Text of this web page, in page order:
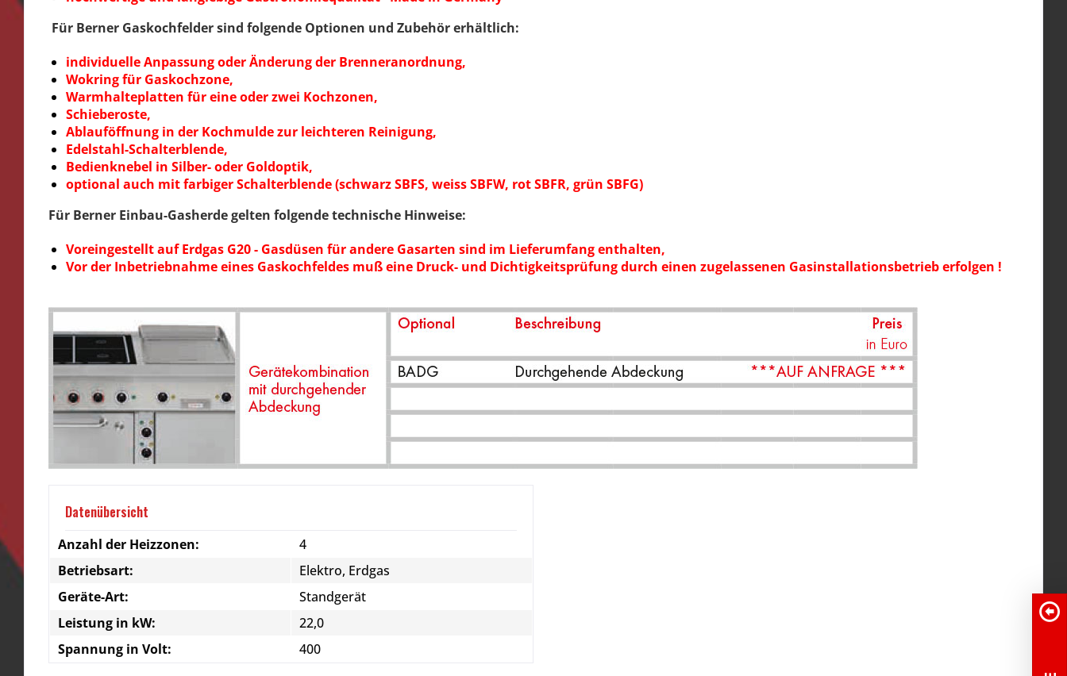
Für Berner Gaskochfelder sind folgende Optionen und Zubehör erhältlich:
individuelle Anpassung oder Änderung der Brenneranordnung,
Wokring für Gaskochzone,
Warmhalteplatten für eine oder zwei Kochzonen,
Schieberoste,
Ablauföffnung in der Kochmulde zur leichteren Reinigung,
Edelstahl-Schalterblende,
Bedienknebel in Silber- oder Goldoptik,
optional auch mit farbiger Schalterblende (schwarz SBFS, weiss SBFW, rot SBFR, grün SBFG)
Für Berner Einbau-Gasherde gelten folgende technische Hinweise:
Voreingestellt auf Erdgas G20 - Gasdüsen für andere Gasarten sind im Lieferumfang enthalten,
Vor der Inbetriebnahme eines Gaskochfeldes muß eine Druck- und Dichtigkeitsprüfung durch einen zugelassenen Gasinstallationsbetrieb erfolgen !
Datenübersicht
Anzahl der Heizzonen:
4
Betriebsart:
Elektro, Erdgas
Geräte-Art:
Standgerät
Leistung in kW:
22,0
Spannung in Volt:
400